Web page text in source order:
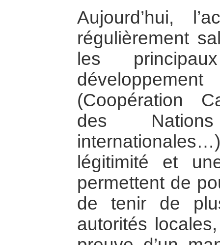
Aujourd’hui,
régulièrement
les
(Coopération
des
légitimité et
permettent de
de tenir de
autorités